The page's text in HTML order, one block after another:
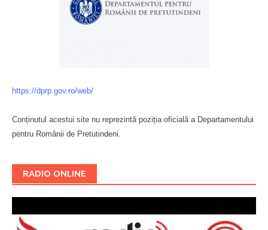
https://dprp.gov.ro/web/
Conținutul acestui site nu reprezintă poziția oficială a Departamentului
pentru Românii de Pretutindeni.
RADIO ONLINE